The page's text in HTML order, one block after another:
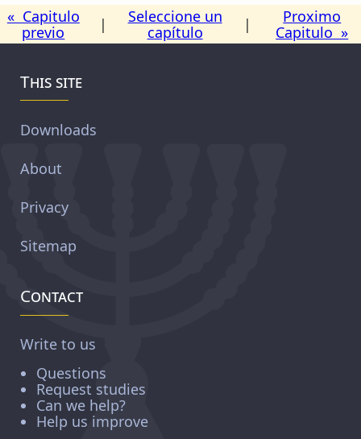
« Capitulo
previo
|
Seleccione un
capítulo
|
Proximo
Capitulo »
This site
Downloads
About
Privacy
Sitemap
Contact
Write to us
Questions
Request studies
Can we help?
Help us improve